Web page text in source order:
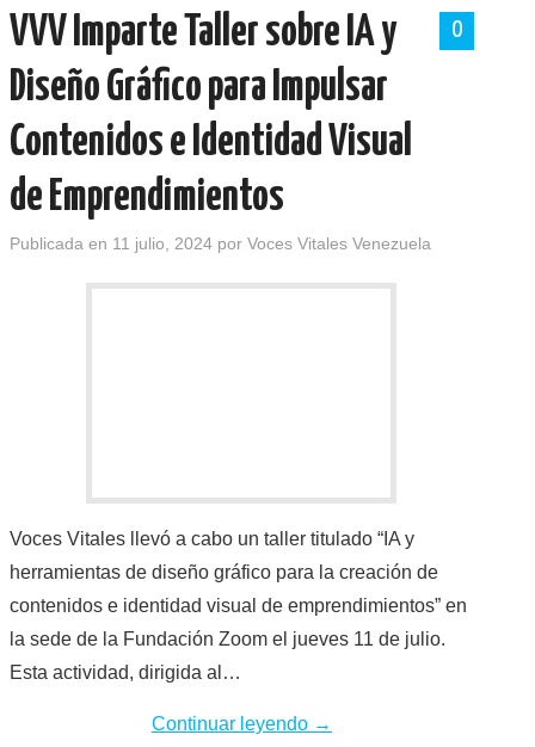
0
VVV Imparte Taller sobre IA y
Diseño Gráfico para Impulsar
Contenidos e Identidad Visual
de Emprendimientos
Publicada en 11 julio, 2024 por Voces Vitales Venezuela
Voces Vitales llevó a cabo un taller titulado “IA y
herramientas de diseño gráfico para la creación de
contenidos e identidad visual de emprendimientos” en
la sede de la Fundación Zoom el jueves 11 de julio.
Esta actividad, dirigida al…
Continuar leyendo →